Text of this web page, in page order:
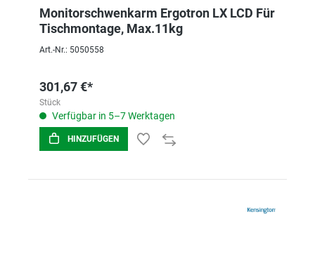
Monitorschwenkarm Ergotron LX LCD Für
Tischmontage, Max.11kg
Art.-Nr.: 5050558
301,67 €*
Stück
Verfügbar in 5–7 Werktagen
HINZUFÜGEN